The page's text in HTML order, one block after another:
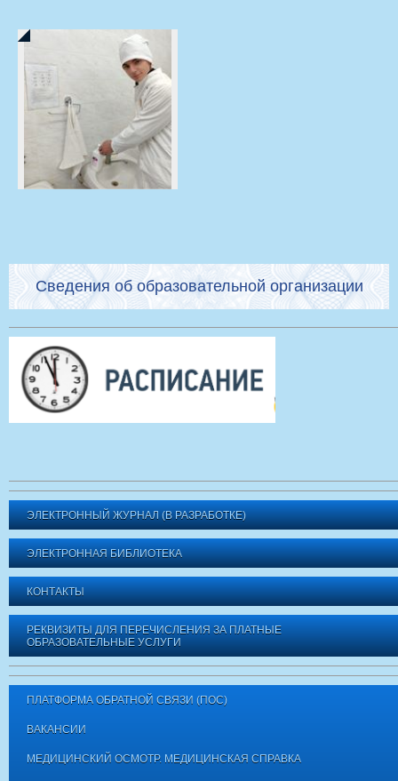
Сведения об образовательной организации
ЭЛЕКТРОННЫЙ ЖУРНАЛ (В РАЗРАБОТКЕ)
ЭЛЕКТРОННАЯ БИБЛИОТЕКА
КОНТАКТЫ
РЕКВИЗИТЫ ДЛЯ ПЕРЕЧИСЛЕНИЯ ЗА ПЛАТНЫЕ
ОБРАЗОВАТЕЛЬНЫЕ УСЛУГИ
ПЛАТФОРМА ОБРАТНОЙ СВЯЗИ (ПОС)
ВАКАНСИИ
МЕДИЦИНСКИЙ ОСМОТР. МЕДИЦИНСКАЯ СПРАВКА